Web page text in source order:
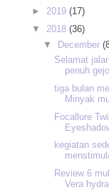
► 2019 (17)
▼ 2018 (36)
▼ December
Selamat
penuh
tiga bulan
Minyak
Focallure
kegiatan
Review 6
Vera